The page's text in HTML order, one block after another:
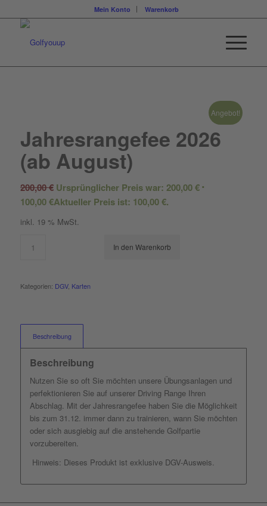
Mein Konto Warenkorb
Angebot!
Jahresrangefee 2026
(ab August)
200,00€ Ursprünglicher Preis war: 200,00 €
100,00€Aktueller Preis ist: 100,00 €.
inkl. 19 % MwSt.
In den Warenkorb
Kategorien: DGV, Karten
Beschreibung
Beschreibung
Nutzen Sie so oft Sie möchten unsere Übungsanlagen und
perfektionieren Sie auf unserer Driving Range Ihren
Abschlag. Mit der Jahresrangefee haben Sie die Möglichkeit
bis zum 31.12. immer dann zu trainieren, wann Sie möchten
oder sich ausgiebig auf die anstehende Golfpartie
vorzubereiten.
Hinweis: Dieses Produkt ist exklusive DGV-Ausweis.